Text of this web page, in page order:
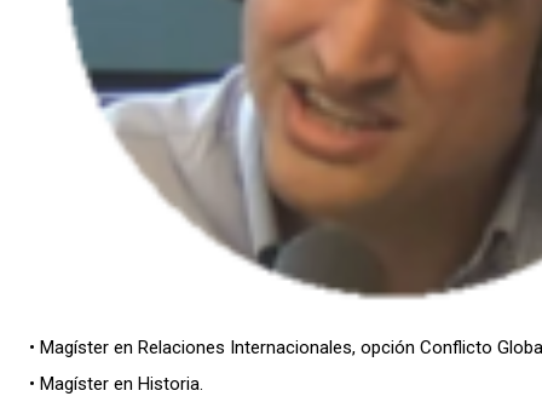
• Magíster en Relaciones Internacionales, opción Conflicto
• Magíster en Historia.